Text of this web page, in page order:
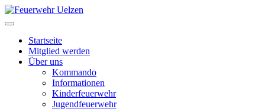
Startseite
Mitglied werden
Über uns
Kommando
Informationen
Kinderfeuerwehr
Jugendfeuerwehr